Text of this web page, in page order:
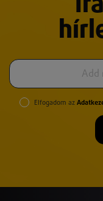
Elfogadom az